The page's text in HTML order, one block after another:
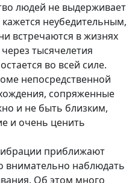
людей не выдерживает
неубедительным,
встречаются в жизнях
тысячелетия
во всей силе.
непосредственной
сопряженные
и не быть близким,
и очень ценить
приближают
внимательно наблюдать
Об этом много